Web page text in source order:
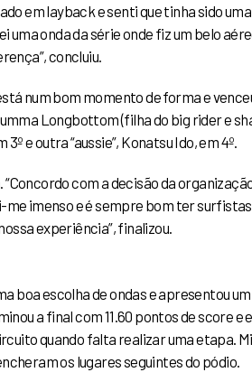
em layback e senti que tinha sido
onda da série onde fiz um belo
concluiu.
num bom momento de forma e
Longbottom (filha do big rider e
e outra “aussie”, Konatsu Ido, em 4º.
com a decisão da
me imenso e é sempre bom ter surfistas
experiência”, finalizou.
boa escolha de ondas e apresentou
a final com 11.60 pontos de score e
quando falta realizar uma etapa.
os lugares seguintes do pódio.